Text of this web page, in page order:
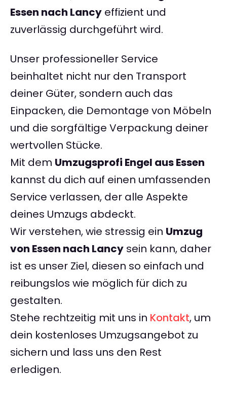
Essen nach Lancy effizient und
zuverlässig durchgeführt wird.
Unser professioneller Service
beinhaltet nicht nur den Transport
deiner Güter, sondern auch das
Einpacken, die Demontage von Möbeln
und die sorgfältige Verpackung deiner
wertvollen Stücke.
Mit dem Umzugsprofi Engel aus Essen
kannst du dich auf einen umfassenden
Service verlassen, der alle Aspekte
deines Umzugs abdeckt.
Wir verstehen, wie stressig ein Umzug
von Essen nach Lancy sein kann, daher
ist es unser Ziel, diesen so einfach und
reibungslos wie möglich für dich zu
gestalten.
Stehe rechtzeitig mit uns in Kontakt, um
dein kostenloses Umzugsangebot zu
sichern und lass uns den Rest
erledigen.